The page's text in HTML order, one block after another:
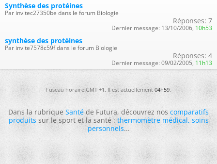
Synthèse des protéines
Par invitec27350be dans le forum Biologie
Réponses: 7
Dernier message: 13/10/2006, 10h53
synthèse des protéines
Par invite7578c59f dans le forum Biologie
Réponses: 4
Dernier message: 09/02/2005, 11h13
Fuseau horaire GMT +1. Il est actuellement04h59.
Dans la rubriqueSantéde Futura, découvrez noscomparatifs
produitssur le sport et la santé :thermomètre médical,soins
personnels...